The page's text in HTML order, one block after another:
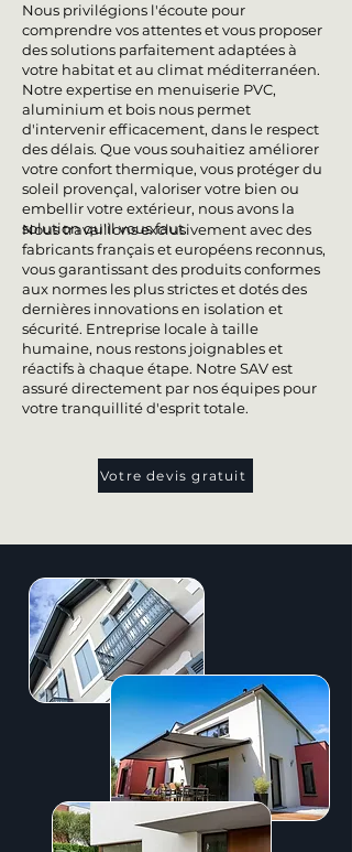
Nous travaillons exclusivement avec des
fabricants français et européens reconnus,
vous garantissant des produits conformes
aux normes les plus strictes et dotés des
dernières innovations en isolation et
sécurité. Entreprise locale à taille
humaine, nous restons joignables et
réactifs à chaque étape. Notre SAV est
assuré directement par nos équipes pour
votre tranquillité d'esprit totale.
Votre devis gratuit
Nous privilégions l'écoute pour
comprendre vos attentes et vous proposer
des solutions parfaitement adaptées à
votre habitat et au climat méditerranéen.
Notre expertise en menuiserie PVC,
aluminium et bois nous permet
d'intervenir efficacement, dans le respect
des délais. Que vous souhaitiez améliorer
votre confort thermique, vous protéger du
soleil provençal, valoriser votre bien ou
embellir votre extérieur, nous avons la
solution qu'il vous faut.